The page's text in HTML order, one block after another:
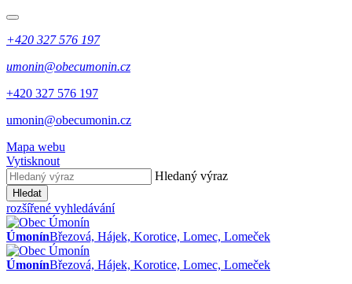
+420 327 576 197
umonin@obecumonin.cz
+420 327 576 197
umonin@obecumonin.cz
Mapa webu
Vytisknout
Hledaný výraz
Hledat
rozšířené vyhledávání
ÚmonínBřezová, Hájek, Korotice, Lomec, Lomeček
ÚmonínBřezová, Hájek, Korotice, Lomec, Lomeček